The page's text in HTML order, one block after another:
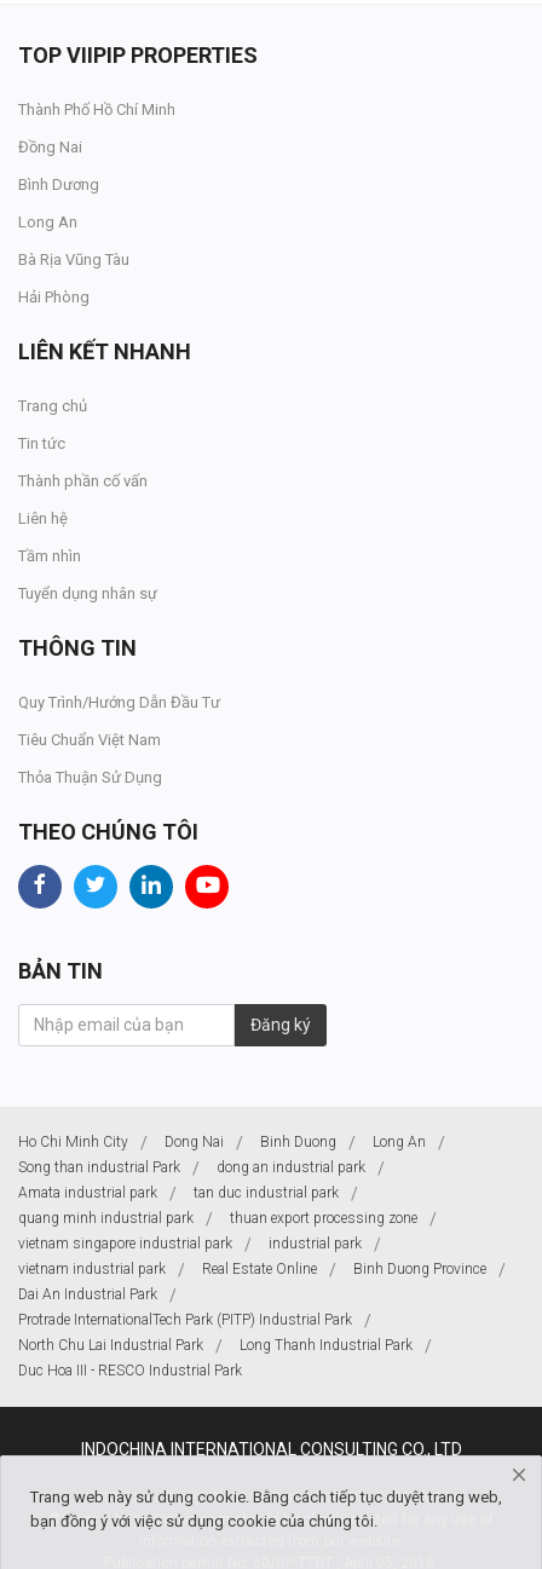
TOP VIIPIP PROPERTIES
Thành Phố Hồ Chí Minh
Đồng Nai
Bình Dương
Long An
Bà Rịa Vũng Tàu
Hải Phòng
LIÊN KẾT NHANH
Trang chủ
Tin tức
Thành phần cố vấn
Liên hệ
Tầm nhìn
Tuyển dụng nhân sự
THÔNG TIN
Quy Trình/Hướng Dẫn Đầu Tư
Tiêu Chuẩn Việt Nam
Thỏa Thuận Sử Dụng
THEO CHÚNG TÔI
BẢN TIN
Đăng ký
Ho Chi Minh City Dong Nai Binh Duong
Long An
Song than industrial Park
dong an industrial park
Amata industrial park
tan duc industrial park
quang minh industrial park
thuan export processing zone
vietnam singapore industrial park
industrial park
vietnam industrial park
Real Estate Online
Binh Duong Province
Dai An Industrial Park
Protrade InternationalTech Park (PITP) Industrial Park
North Chu Lai Industrial Park
Long Thanh Industrial Park
Duc Hoa III - RESCO Industrial Park
INDOCHINA INTERNATIONAL CONSULTING CO., LTD
KK11 Ba Vi Street, Ward 15, District 10 ,Ho Chi Minh City
®Source: https://viipip.com should be clearly quoted for any use of
Trang web này sử dụng cookie. Bằng cách tiếp tục duyệt trang web,
bạn đồng ý với việc sử dụng cookie của chúng tôi.